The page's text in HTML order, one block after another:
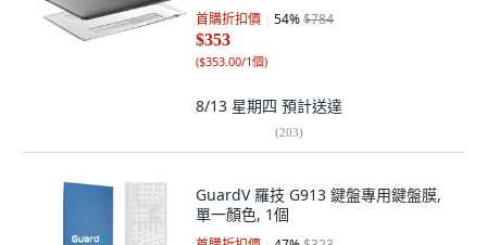
首購折扣價 54%$784
$353
($353.00/1個)
8/13 星期四 預計送達
(203)
GuardV 羅技 G913 鍵盤專用鍵盤膜,
單一顏色, 1個